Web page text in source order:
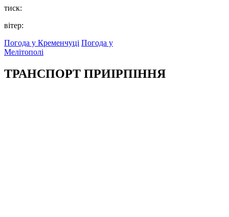
тиск:
вітер:
Погода у Кременчуці Погода у
Мелітополі
ТРАНСПОРТ ПРИІРПІННЯ